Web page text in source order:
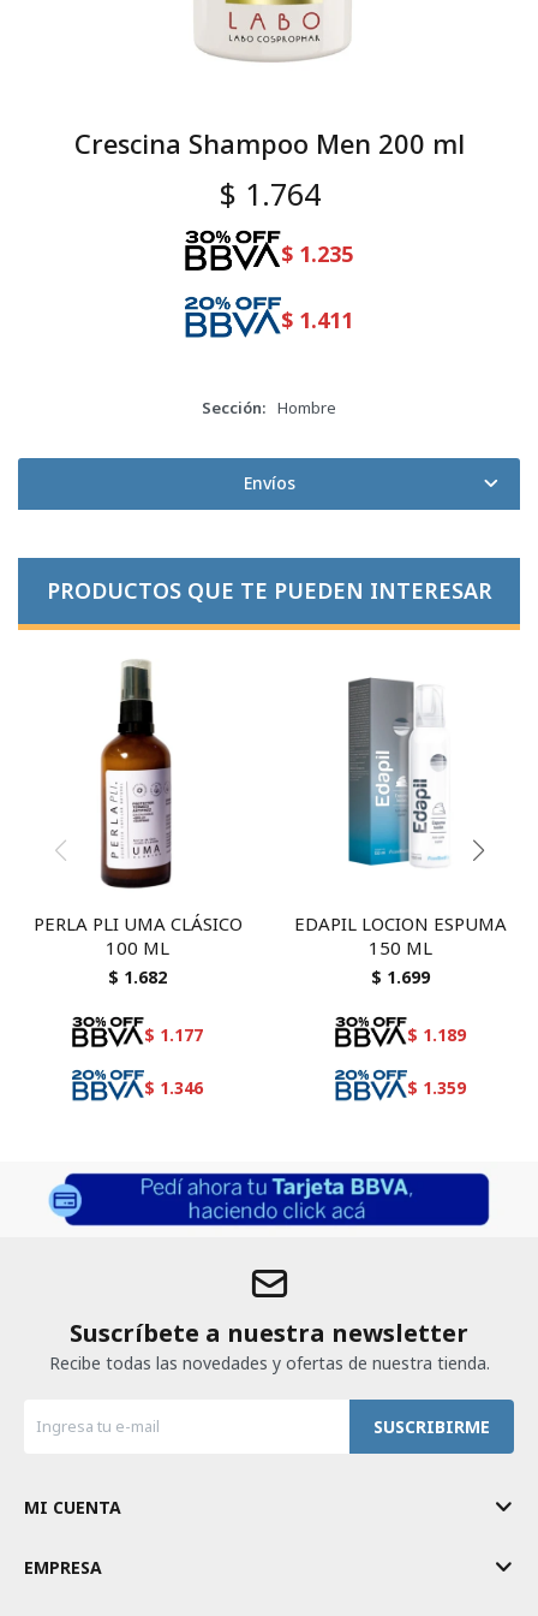
Crescina Shampoo Men 200 ml
$ 1.764
$ 1.235
$ 1.411
Sección Hombre
Envíos
PRODUCTOS QUE TE PUEDEN INTERESAR
PERLA PLI UMA CLÁSICO
100 ML
$ 1.682
$ 1.177
$ 1.346
EDAPIL LOCION ESPUMA
150 ML
$ 1.699
$ 1.189
$ 1.359
Suscríbete a nuestra newsletter
Recibe todas las novedades y ofertas de nuestra tienda.
SUSCRIBIRME
MI CUENTA
EMPRESA